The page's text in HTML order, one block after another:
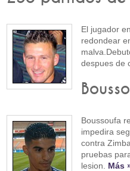
El jugador
redondear
despues de
Boussoufa
impedira
contra
pruebas
lesion. Más